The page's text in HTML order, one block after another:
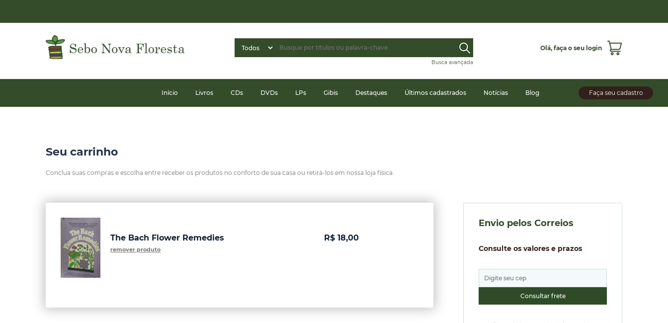
Busca avançada
Olá, faça o seu login
Faça seu cadastro
Início Livros CDs DVDs LPs Gibis Destaques Últimos cadastrados Notícias Blog
Seu carrinho
Conclua suas compras e escolha entre receber os produtos no conforto de sua casa ou retirá-los em nossa loja física.
The Bach Flower Remedies
remover produto
R$ 18,00
Envio pelos Correios
Consulte os valores e prazos